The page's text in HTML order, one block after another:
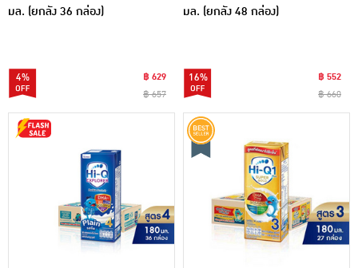
มล. (ยกลัง 36 กล่อง)
4%
฿ 629
฿ 657
มล. (ยกลัง 48 กล่อง)
16%
฿ 552
฿ 660